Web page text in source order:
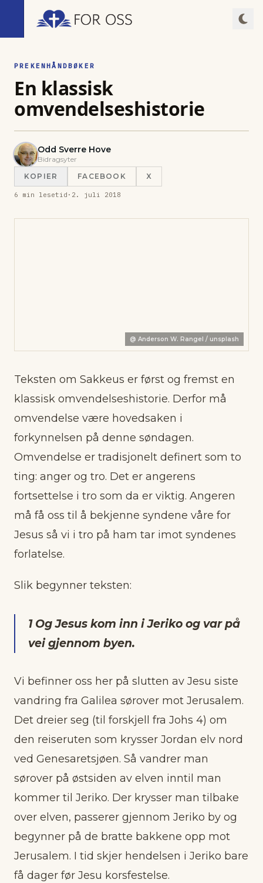
PREKENHÅNDBØKER
En klassisk
omvendelseshistorie
Odd Sverre Hove
Bidragsyter
KOPIER
FACEBOOK X
6 min lesetid · 2. juli 2018
@ Anderson W. Rangel / unsplash
Teksten om Sakkeus er først og fremst en
klassisk omvendelseshistorie. Derfor må
omvendelse være hovedsaken i
forkynnelsen på denne søndagen.
Omvendelse er tradisjonelt definert som to
ting: anger og tro. Det er angerens
fortsettelse i tro som da er viktig. Angeren
må få oss til å bekjenne syndene våre for
Jesus så vi i tro på ham tar imot syndenes
forlatelse.
Slik begynner teksten:
1 Og Jesus kom inn i Jeriko og var på
vei gjennom byen.
Vi befinner oss her på slutten av Jesu siste
vandring fra Galilea sørover mot Jerusalem.
Det dreier seg (til forskjell fra Johs 4) om
den reiseruten som krysser Jordan elv nord
ved Genesaretsjøen. Så vandrer man
sørover på østsiden av elven inntil man
kommer til Jeriko. Der krysser man tilbake
over elven, passerer gjennom Jeriko by og
begynner på de bratte bakkene opp mot
Jerusalem. I tid skjer hendelsen i Jeriko bare
få dager før Jesu korsfestelse.